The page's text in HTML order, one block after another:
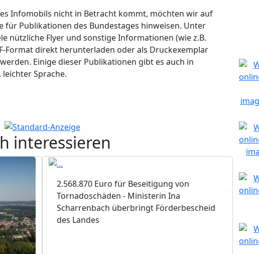
Infomobils nicht in Betracht kommt, möchten wir auf
für Publikationen des Bundestages hinweisen. Unter
nützliche Flyer und sonstige Informationen (wie z.B.
Format direkt herunterladen oder als Druckexemplar
Einige dieser Publikationen gibt es auch in
Sprache.
interessieren
2.568.870 Euro für Beseitigung von
Tornadoschäden - Ministerin Ina
Scharrenbach überbringt Förderbescheid
des Landes